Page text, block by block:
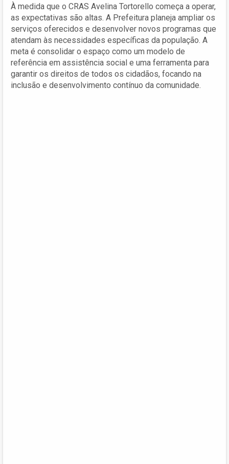
À medida que o CRAS Avelina Tortorello começa a operar,
as expectativas são altas. A Prefeitura planeja ampliar os
serviços oferecidos e desenvolver novos programas que
atendam às necessidades específicas da população. A
meta é consolidar o espaço como um modelo de
referência em assistência social e uma ferramenta para
garantir os direitos de todos os cidadãos, focando na
inclusão e desenvolvimento contínuo da comunidade.